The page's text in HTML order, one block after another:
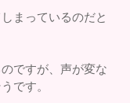
まっているのだと
ですが、声が変な
です。